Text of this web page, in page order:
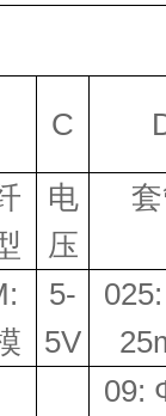
C
电
压
5-
5V
09: